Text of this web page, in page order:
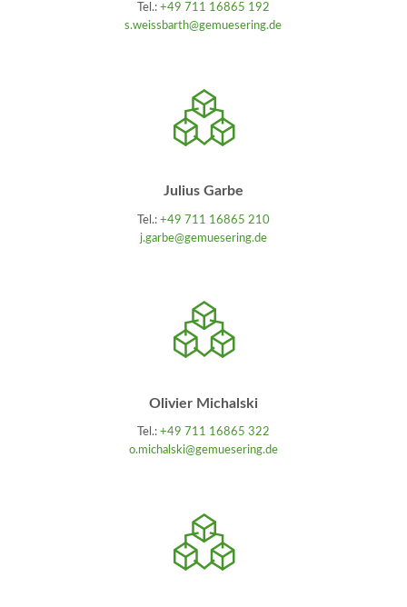
Tel.: +49 711 16865 192
s.weissbarth@gemuesering.de
Julius Garbe
Tel.: +49 711 16865 210
j.garbe@gemuesering.de
Olivier Michalski
Tel.: +49 711 16865 322
o.michalski@gemuesering.de